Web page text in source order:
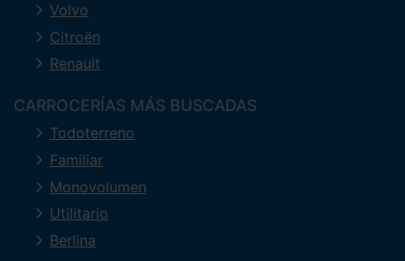
Volvo
Citroën
Renault
CARROCERÍAS MÁS BUSCADAS
Todoterreno
Familiar
Monovolumen
Utilitario
Berlina